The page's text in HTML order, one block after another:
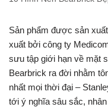
Sản phẩm được sản
xuất bởi công ty
sưu tập giới hạn về mặt
Bearbrick ra đời nhằm
nhất mọi thời đại –
tới ý nghĩa sâu sắc,